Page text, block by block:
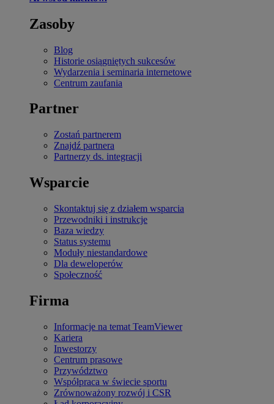
Zasoby
Blog
Historie osiągniętych sukcesów
Wydarzenia i seminaria internetowe
Centrum zaufania
Partner
Zostań partnerem
Znajdź partnera
Partnerzy ds. integracji
Wsparcie
Skontaktuj się z działem wsparcia
Przewodniki i instrukcje
Baza wiedzy
Status systemu
Moduły niestandardowe
Dla deweloperów
Społeczność
Firma
Informacje na temat TeamViewer
Kariera
Inwestorzy
Centrum prasowe
Przywództwo
Współpraca w świecie sportu
Zrównoważony rozwój i CSR